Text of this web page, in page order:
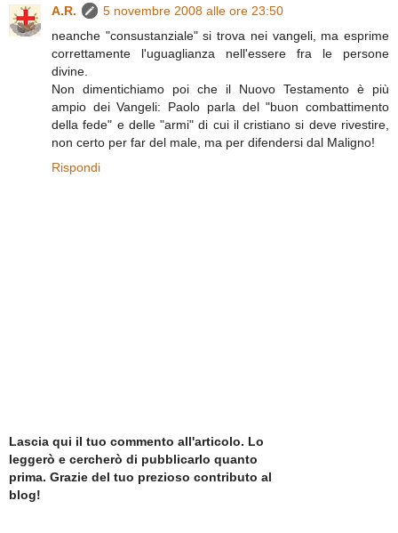
A.R.
5 novembre 2008 alle ore 23:50
neanche "consustanziale" si trova nei vangeli, ma esprime
correttamente l'uguaglianza nell'essere fra le persone
divine.
Non dimentichiamo poi che il Nuovo Testamento è più
ampio dei Vangeli: Paolo parla del "buon combattimento
della fede" e delle "armi" di cui il cristiano si deve rivestire,
non certo per far del male, ma per difendersi dal Maligno!
Rispondi
Lascia qui il tuo commento all'articolo. Lo
leggerò e cercherò di pubblicarlo quanto
prima. Grazie del tuo prezioso contributo al
blog!